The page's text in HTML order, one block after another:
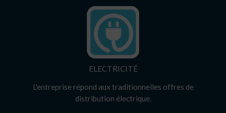
ELECTRICITÉ
L'entreprise répond aux traditionnelles offres de
distribution électrique.